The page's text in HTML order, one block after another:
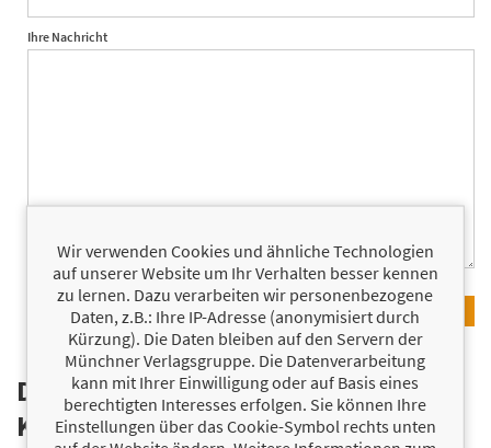
Ihre Nachricht
Datenschutz & Einwilligung
Kontaktformular der Münchner
Wir verwenden Cookies und ähnliche Technologien
auf unserer Website um Ihr Verhalten besser kennen
zu lernen. Dazu verarbeiten wir personenbezogene
Daten, z.B.: Ihre IP-Adresse (anonymisiert durch
Kürzung). Die Daten bleiben auf den Servern der
Münchner Verlagsgruppe. Die Datenverarbeitung
kann mit Ihrer Einwilligung oder auf Basis eines
berechtigten Interesses erfolgen. Sie können Ihre
Einstellungen über das Cookie-Symbol rechts unten